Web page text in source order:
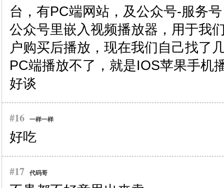
台，有PC端网站，及公众号-服务
公众号里嵌入视频播放器，用于我
户购买后播放，现在我们自己找了
PC端播放不了，就是IOS苹果手机
好谈
#16 一样一样
好吃
#17 代码哥